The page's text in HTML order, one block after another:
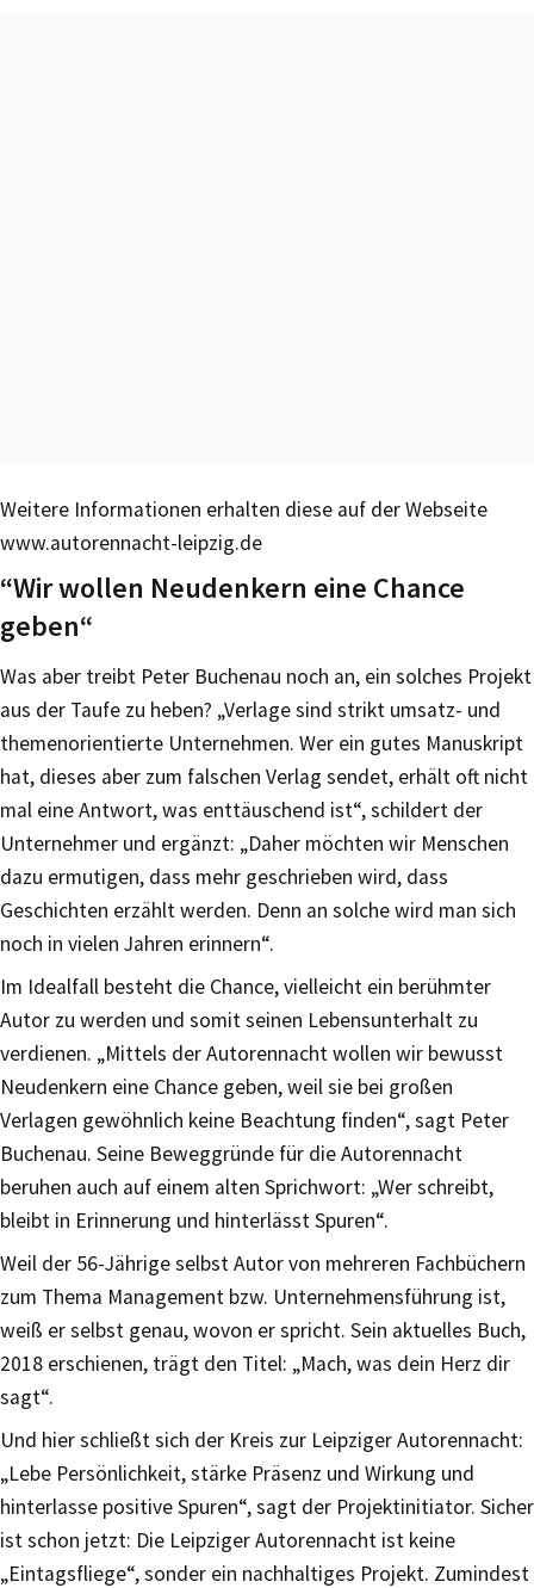
Weitere Informationen erhalten diese auf der Webseite
www.autorennacht-leipzig.de
“Wir wollen Neudenkern eine Chance
geben“
Was aber treibt Peter Buchenau noch an, ein solches Projekt
aus der Taufe zu heben? „Verlage sind strikt umsatz- und
themenorientierte Unternehmen. Wer ein gutes Manuskript
hat, dieses aber zum falschen Verlag sendet, erhält oft nicht
mal eine Antwort, was enttäuschend ist“, schildert der
Unternehmer und ergänzt: „Daher möchten wir Menschen
dazu ermutigen, dass mehr geschrieben wird, dass
Geschichten erzählt werden. Denn an solche wird man sich
noch in vielen Jahren erinnern“.
Im Idealfall besteht die Chance, vielleicht ein berühmter
Autor zu werden und somit seinen Lebensunterhalt zu
verdienen. „Mittels der Autorennacht wollen wir bewusst
Neudenkern eine Chance geben, weil sie bei großen
Verlagen gewöhnlich keine Beachtung finden“, sagt Peter
Buchenau. Seine Beweggründe für die Autorennacht
beruhen auch auf einem alten Sprichwort: „Wer schreibt,
bleibt in Erinnerung und hinterlässt Spuren“.
Weil der 56-Jährige selbst Autor von mehreren Fachbüchern
zum Thema Management bzw. Unternehmensführung ist,
weiß er selbst genau, wovon er spricht. Sein aktuelles Buch,
2018 erschienen, trägt den Titel: „Mach, was dein Herz dir
sagt“.
Und hier schließt sich der Kreis zur Leipziger Autorennacht:
„Lebe Persönlichkeit, stärke Präsenz und Wirkung und
hinterlasse positive Spuren“, sagt der Projektinitiator. Sicher
ist schon jetzt: Die Leipziger Autorennacht ist keine
„Eintagsfliege“, sonder ein nachhaltiges Projekt. Zumindest